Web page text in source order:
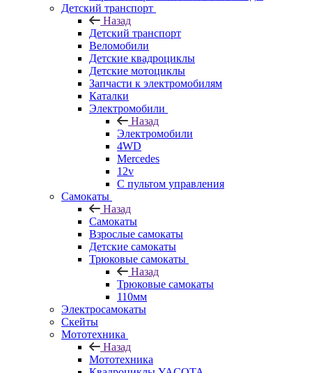
Детский транспорт
Назад
Детский транспорт
Веломобили
Детские квадроциклы
Детские мотоциклы
Запчасти к электромобилям
Каталки
Электромобили
Назад
Электромобили
4WD
Mercedes
12v
С пультом управления
Самокаты
Назад
Самокаты
Взрослые самокаты
Детские самокаты
Трюковые самокаты
Назад
Трюковые самокаты
110мм
Электросамокаты
Скейты
Мототехника
Назад
Мототехника